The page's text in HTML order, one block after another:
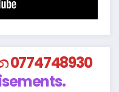
0774748930